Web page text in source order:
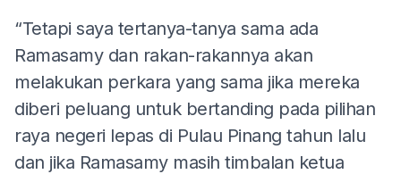
“Tetapi saya tertanya-tanya sama ada
Ramasamy dan rakan-rakannya akan
melakukan perkara yang sama jika mereka
diberi peluang untuk bertanding pada pilihan
raya negeri lepas di Pulau Pinang tahun lalu
dan jika Ramasamy masih timbalan ketua